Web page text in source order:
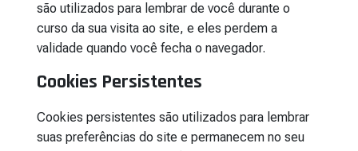
são utilizados para lembrar de você durante o
curso da sua visita ao site, e eles perdem a
validade quando você fecha o navegador.
Cookies Persistentes
Cookies persistentes são utilizados para lembrar
suas preferências do site e permanecem no seu